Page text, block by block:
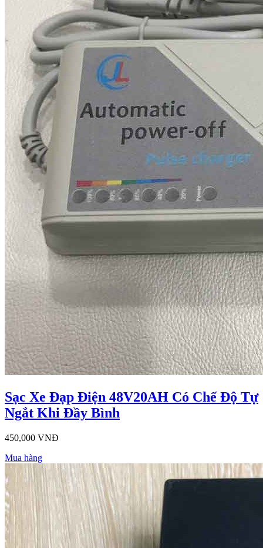
Sạc Xe Đạp Điện 48V20AH Có Chế Độ Tự
Ngắt Khi Đầy Bình
450,000 VNĐ
Mua hàng